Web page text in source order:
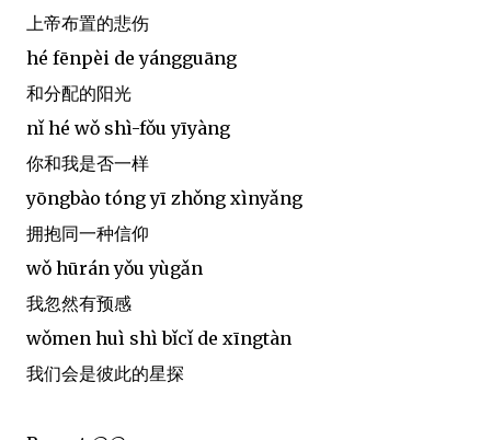
上帝布置的悲伤
hé fēnpèi de yángguāng
和分配的阳光
nǐ hé wǒ shì-fǒu yīyàng
你和我是否一样
yōngbào tóng yī zhǒng xìnyǎng
拥抱同一种信仰
wǒ hūrán yǒu yùgǎn
我忽然有预感
wǒmen huì shì bǐcǐ de xīngtàn
我们会是彼此的星探